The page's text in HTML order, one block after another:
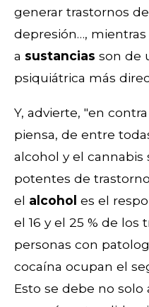
generar trastornos
depresión…,
a sustancias son de
psiquiátrica más
Y, advierte, "en
piensa, de entre
alcohol y el
potentes de
el alcohol es el
el 16 y el 25 % de
personas con
cocaína ocupan el
Esto se debe no